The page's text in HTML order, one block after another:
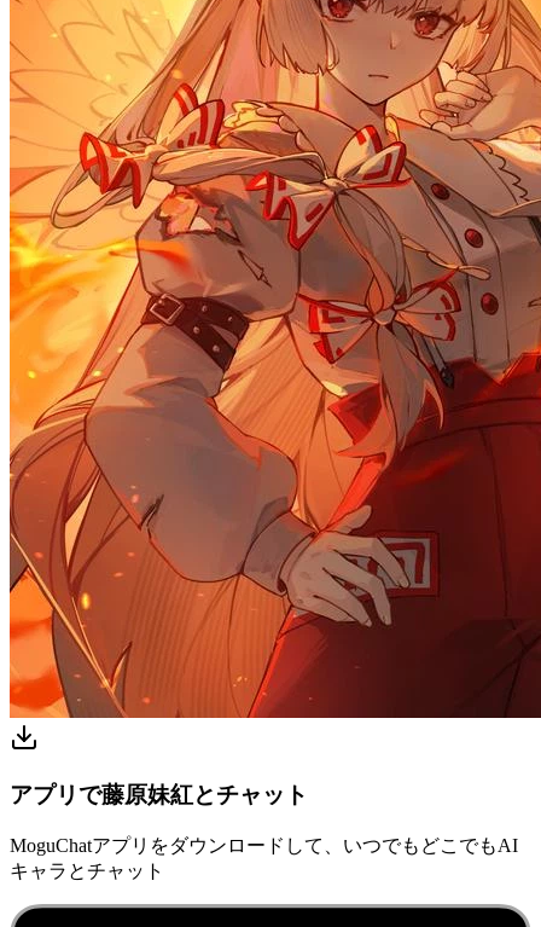
アプリで藤原妹紅とチャット
MoguChatアプリをダウンロードして、いつでもどこでもAI
キャラとチャット